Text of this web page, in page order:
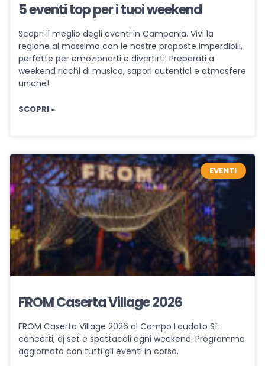
5 eventi top per i tuoi weekend
Scopri il meglio degli eventi in Campania. Vivi la
regione al massimo con le nostre proposte imperdibili,
perfette per emozionarti e divertirti. Preparati a
weekend ricchi di musica, sapori autentici e atmosfere
uniche!
SCOPRI »
EVENTI
FROM Caserta Village 2026
FROM Caserta Village 2026 al Campo Laudato Sì:
concerti, dj set e spettacoli ogni weekend. Programma
aggiornato con tutti gli eventi in corso.